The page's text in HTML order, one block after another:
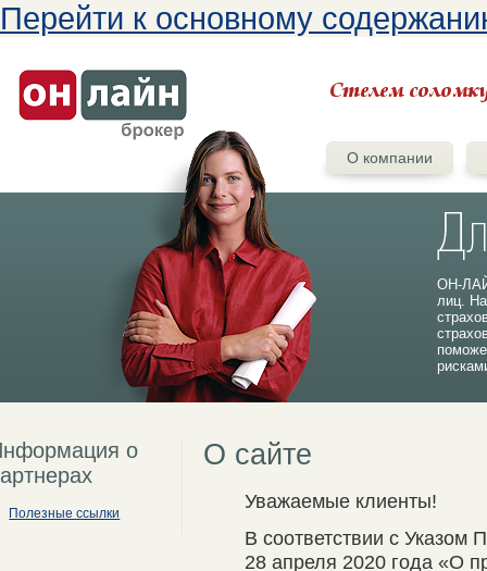
Перейти к основному
О компании
ОН-
лиц.
о
Полезные ссылки
О сайте
Уважаемые клиенты!
В соответствии с Указом
28 апреля 2020 года «О